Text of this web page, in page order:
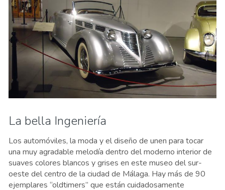
La bella Ingeniería
Los automóviles, la moda y el diseño de unen para tocar
una muy agradable melodía dentro del moderno interior de
suaves colores blancos y grises en este museo del sur-
oeste del centro de la ciudad de Málaga. Hay más de 90
ejemplares “oldtimers” que están cuidadosamente